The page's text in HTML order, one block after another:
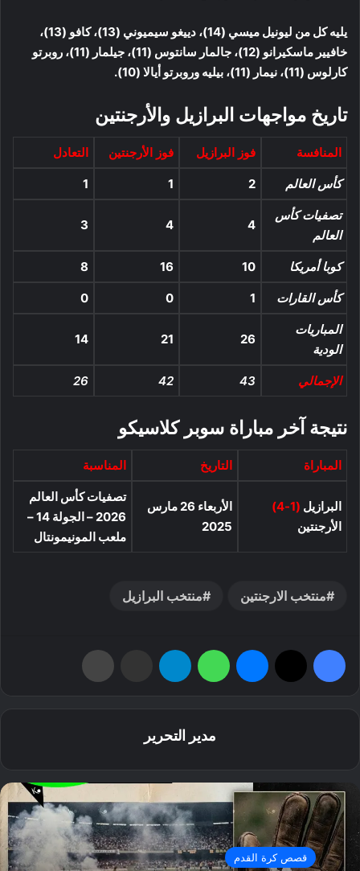
يليه كل من ليونيل ميسي (14)، دييغو سيميوني (13)، كافو (13)،
خافيير ماسكيرانو (12)، جالمار سانتوس (11)، جيلمار (11)، روبرتو
كارلوس (11)، نيمار (11)، بيليه وروبرتو أيالا (10).
تاريخ مواجهات البرازيل والأرجنتين
المنافسة فوز البرازيل فوز الأرجنتين التعادل
كأس العالم 2
1
1
تصفيات كأس
العالم
4
4
3
كوبا أمريكا 10
16
8
كأس القارات 1
0
0
المباريات
الودية
26
21
14
الإجمالي 43
42
26
نتيجة آخر مباراة سوبر كلاسيكو
المباراة التاريخ المناسبة
البرازيل (1-4)
الأرجنتين
الأربعاء 26 مارس
2025
تصفيات كأس العالم
2026 – الجولة 14 –
ملعب المونيمونتال
منتخب الارجنتين منتخب البرازيل
مدير التحرير
قصص كرة القدم